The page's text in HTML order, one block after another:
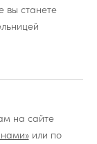
вы станете
на сайте
нами»или по